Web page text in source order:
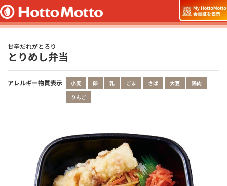
甘辛だれがとろり
とりめし弁当
アレルギー物質表示 小麦 卵 乳 ごま さば 大豆
鶏肉
りんご